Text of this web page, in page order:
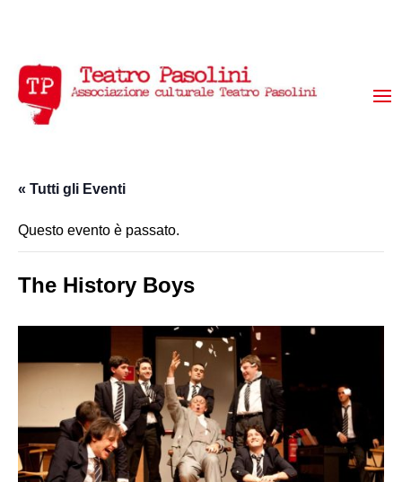
« Tutti gli Eventi
Questo evento è passato.
The History Boys